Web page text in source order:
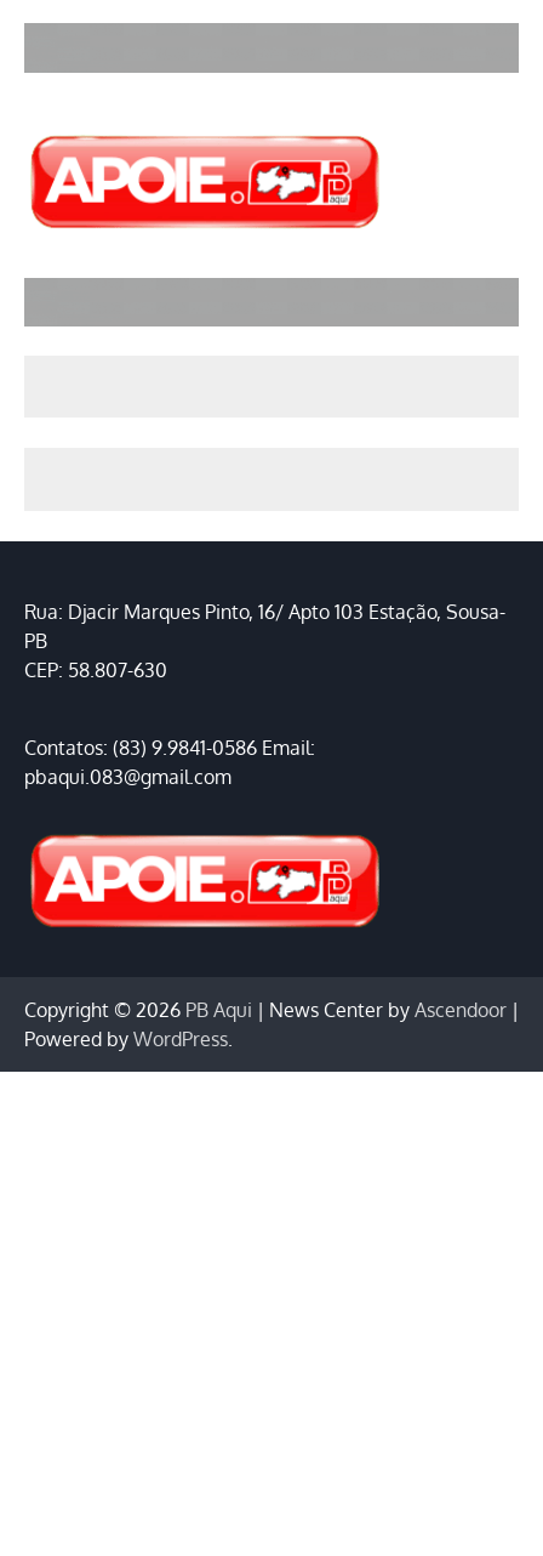
Rua: Djacir Marques Pinto, 16/ Apto 103 Estação, Sousa-
PB
CEP: 58.807-630
Contatos: (83) 9.9841-0586 Email:
pbaqui.083@gmail.com
Copyright © 2026 PB Aqui | News Center by Ascendoor |
Powered by WordPress.